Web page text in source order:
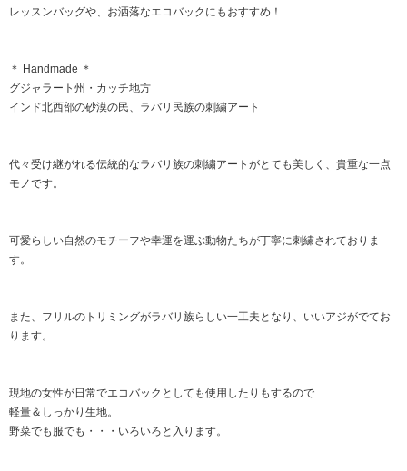
レッスンバッグや、お洒落なエコバックにもおすすめ！
＊ Handmade ＊
グジャラート州・カッチ地方
インド北西部の砂漠の民、ラバリ民族の刺繍アート
代々受け継がれる伝統的なラバリ族の刺繍アートがとても美しく、貴重な一点
モノです。
可愛らしい自然のモチーフや幸運を運ぶ動物たちが丁寧に刺繍されておりま
す。
また、フリルのトリミングがラバリ族らしい一工夫となり、いいアジがでてお
ります。
現地の女性が日常でエコバックとしても使用したりもするので
軽量＆しっかり生地。
野菜でも服でも・・・いろいろと入ります。